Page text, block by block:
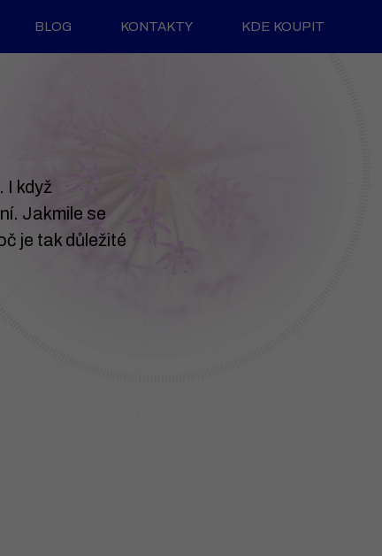
BLOG KONTAKTY KDE KOUPIT
I když
Jakmile se
je tak důležité